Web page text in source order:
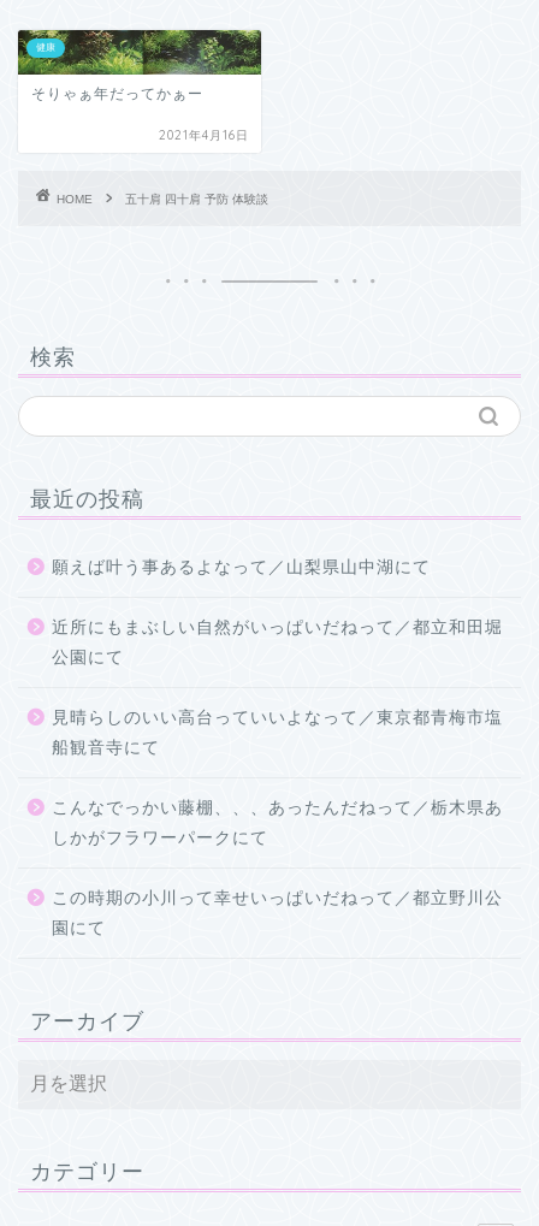
健康
そりゃぁ年だってかぁー
2021年4月16日
HOME 五十肩 四十肩 予防 体験談
検索
最近の投稿
願えば叶う事あるよなって／山梨県山中湖にて
近所にもまぶしい自然がいっぱいだねって／都立和田堀
公園にて
見晴らしのいい高台っていいよなって／東京都青梅市塩
船観音寺にて
こんなでっかい藤棚、、、あったんだねって／栃木県あ
しかがフラワーパークにて
この時期の小川って幸せいっぱいだねって／都立野川公
園にて
アーカイブ
カテゴリー